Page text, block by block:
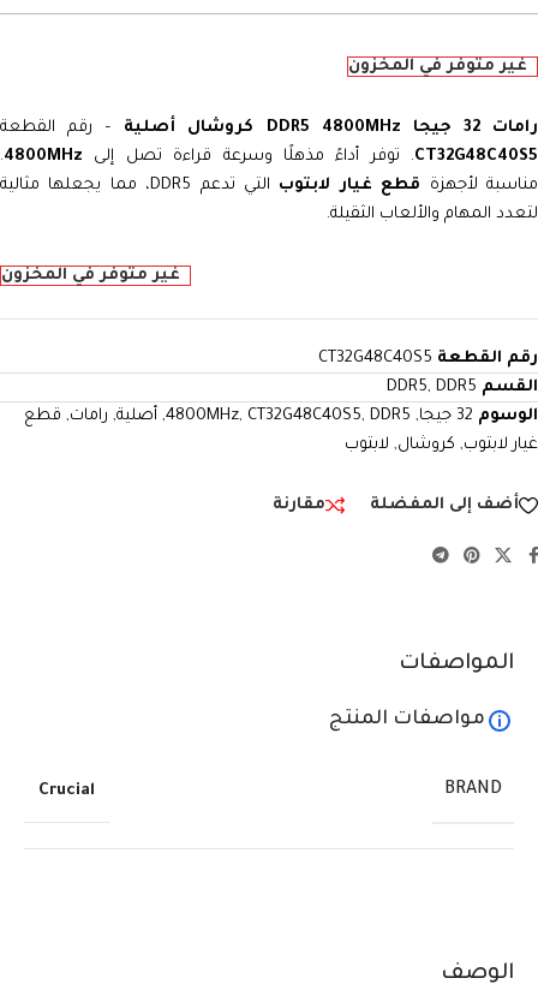
غير متوفر في المخزون
رامات 32 جيجا DDR5 4800MHz كروشال أصلية
– رقم القطعة
CT32G48C40S5. توفر أداءً مذهلًا وسرعة قراءة تصل إلى 4800MHz
.
مناسبة لأجهزة قطع غيار لابتوب
التي تدعم DDR5، مما يجعلها مثالية
لتعدد المهام والألعاب الثقيلة.
غير متوفر في المخزون
رقم القطعة CT32G48C40S5
القسم
DDR5, DDR5
الوسوم 32 جيجا ,
4800MHz, CT32G48C40S5, DDR5
, أصلية, رامات, قطع
غيار لابتوب, كروشال, لابتوب
أضف إلى المفضلة مقارنة
الوصف
المواصفات
مواصفات المنتج
BRAND
Crucial